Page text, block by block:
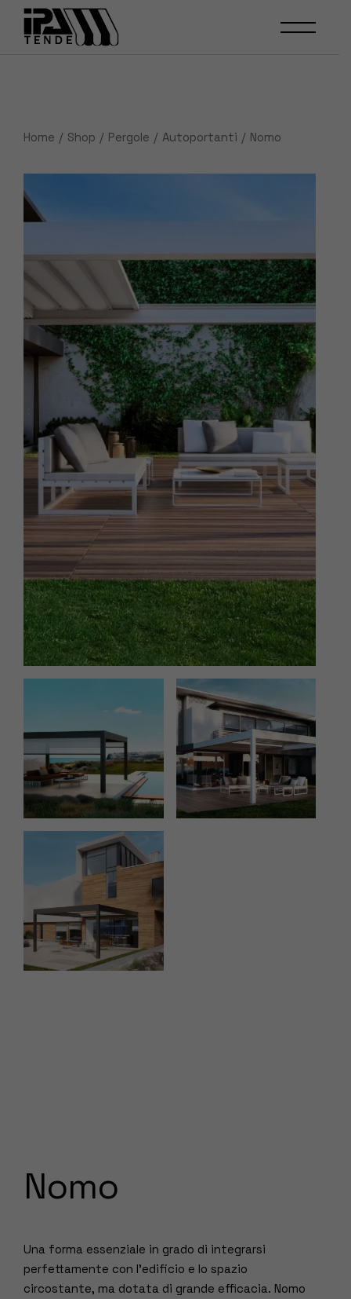
content
Home Shop Pergole Autoportanti Nomo
Nomo
Una forma essenziale in grado di integrarsi
perfettamente con l’edificio e lo spazio
circostante, ma dotata di grande efficacia. Nomo